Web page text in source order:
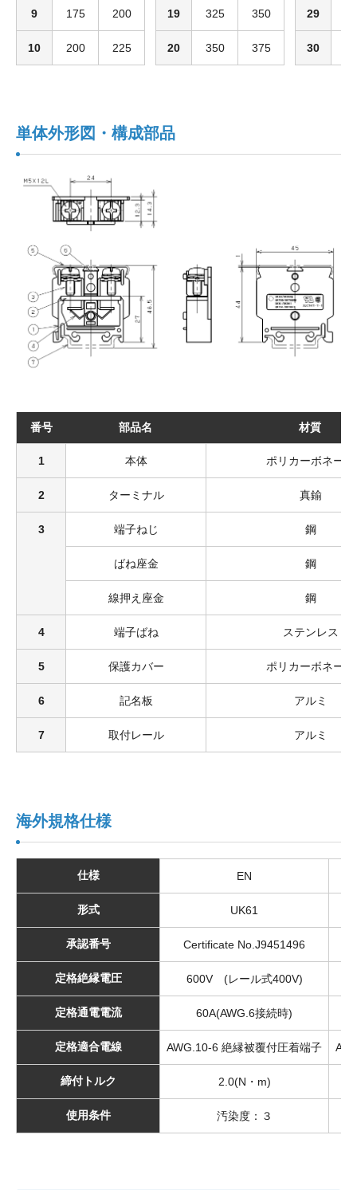
9 175 200
10 200 225
19 325 350
20 350 375
29
30
単体外形図・構成部品
番号 部品名 材質
1 本体 ポリカーボネート
2 ターミナル 真鍮
3 端子ねじ 鋼
ばね座金 鋼
線押え座金 鋼
4 端子ばね ステンレス
5 保護カバー ポリカーボネート
6 記名板 アルミ
7 取付レール アルミ
海外規格仕様
仕様 EN
形式 UK61
承認番号 Certificate No.J9451496
定格絶縁電圧 600V (レール式400V)
定格通電電流 60A(AWG.6接続時)
定格適合電線 AWG.10-6 絶縁被覆付圧着端子
締付トルク 2.0(N・m)
使用条件 汚染度：３